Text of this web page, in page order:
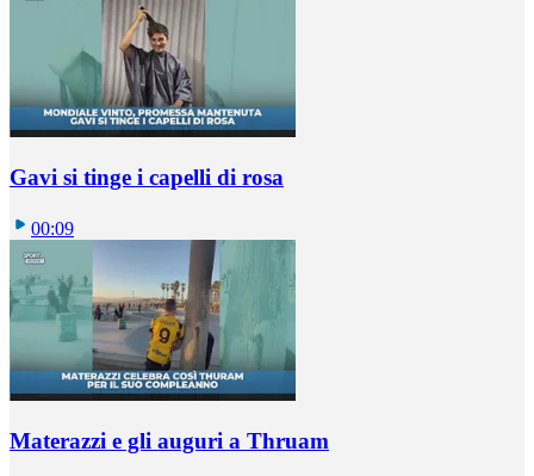
Gavi si tinge i capelli di rosa
00:09
Materazzi e gli auguri a Thruam